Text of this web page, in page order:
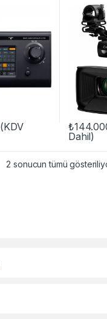
(KDV
₺
Dahil)
2 sonucun tümü